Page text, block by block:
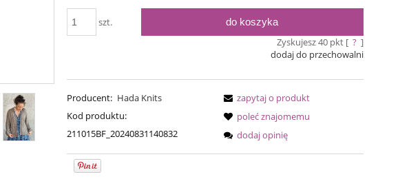
- Dark Chocolate
90,00 zł
54,00 zł
szt. do koszyka
Zyskujesz40pkt [ ? ]
dodaj do przechowalni
Producent: Hada Knits
Kod produktu:
211015BF_20240831140832
zapytaj o produkt
poleć znajomemu
dodaj opinię